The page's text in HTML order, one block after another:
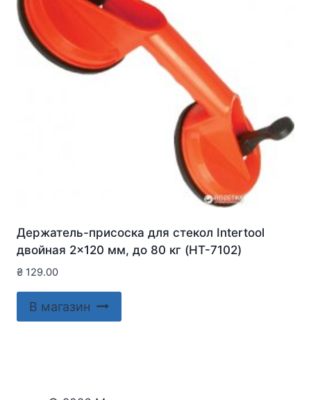
Держатель-присоска для стекол Intertool
двойная 2×120 мм, до 80 кг (HT-7102)
₴ 129.00
В магазин